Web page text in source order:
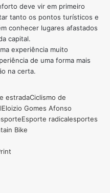
deve vir em primeiro
tanto os pontos turísticos e
conhecer lugares afastados
capital.
experiência muito
de uma forma mais
na certa.
estradaCiclismo de
Eloizio Gomes Afonso
Esporte radicalesportes
Bike